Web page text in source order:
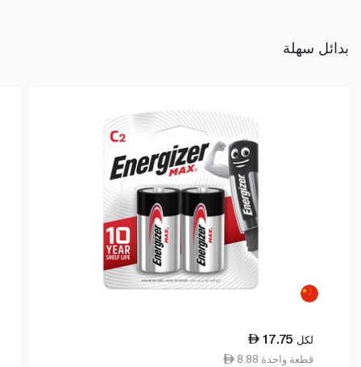
بدائل سهلة
17.75 لكل
8.88 قطعة واحدة